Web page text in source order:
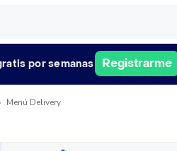
por semanas Registrarme
Menú Delivery